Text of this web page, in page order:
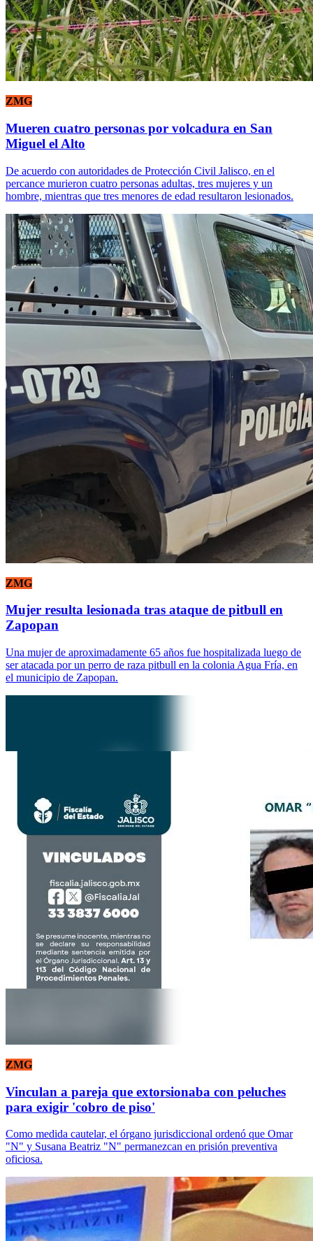
ZMG
Mueren cuatro personas por volcadura en San
Miguel el Alto
De acuerdo con autoridades de Protección Civil Jalisco, en el
percance murieron cuatro personas adultas, tres mujeres y un
hombre, mientras que tres menores de edad resultaron lesionados.
ZMG
Mujer resulta lesionada tras ataque de pitbull en
Zapopan
Una mujer de aproximadamente 65 años fue hospitalizada luego de
ser atacada por un perro de raza pitbull en la colonia Agua Fría, en
el municipio de Zapopan.
ZMG
Vinculan a pareja que extorsionaba con peluches
para exigir 'cobro de piso'
Como medida cautelar, el órgano jurisdiccional ordenó que Omar
"N" y Susana Beatriz "N" permanezcan en prisión preventiva
oficiosa.